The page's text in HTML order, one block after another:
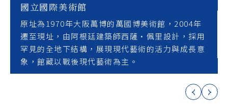
國立國際美術館
原址為1970年大阪萬博的萬國博美術館，​2004年
遷至現址，由阿根廷建築師西薩·佩里設計，採用
罕見的全地下結構，展現現代藝術的活力與成長意
象，館藏以戰後現代藝術為主。